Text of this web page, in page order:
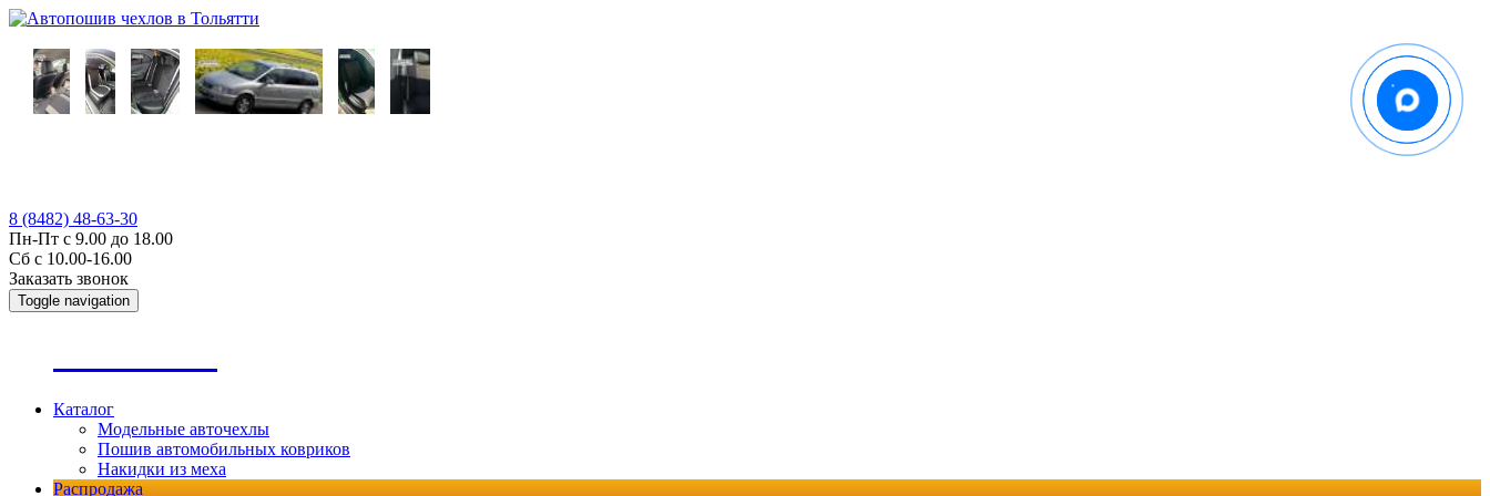
8 (8482) 48-63-30
Пн-Пт с 9.00 до 18.00
Сб с 10.00-16.00
Заказать звонок
Toggle navigation
Каталог
Модельные авточехлы
Пошив автомобильных ковриков
Накидки из меха
Распродажа